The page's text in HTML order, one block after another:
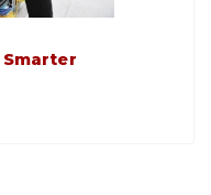
Smarter